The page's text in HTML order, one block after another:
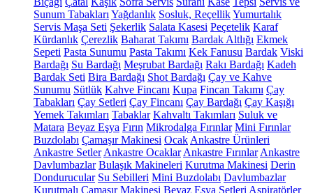
Sunum Tabakları Yağdanlık Sosluk, ReçellikYumurtalık
Servis Maşa Seti Şekerlik Salata Kasesi Peçetelik Karaf
Kürdanlık Çerezlik Baharat Takımı Bardak Altlığı Ekmek
Sepeti Pasta Sunumu Pasta Takımı Kek Fanusu Bardak Viski
Bardağı Su Bardağı Meşrubat Bardağı Rakı Bardağı Kadeh
Bardak Seti Bira Bardağı Shot Bardağı Çay ve Kahve
Sunumu Sütlük Kahve Fincanı Kupa Fincan Takımı Çay
Tabakları Çay Setleri Çay Fincanı Çay Bardağı Çay Kaşığı
Yemek Takımları Tabaklar Kahvaltı Takımları Suluk ve
Matara Beyaz Eşya Fırın Mikrodalga Fırınlar Mini Fırınlar
Buzdolabı Çamaşır Makinesi Ocak Ankastre Ürünleri
Ankastre Setler Ankastre Ocaklar Ankastre Fırınlar Ankastre
Davlumbazlar Bulaşık Makineleri Kurutma Makinesi Derin
Dondurucular Su Sebilleri Mini Buzdolabı Davlumbazlar
Kurutmalı Çamaşır Makinesi Beyaz Eşya Setleri Aspiratörler